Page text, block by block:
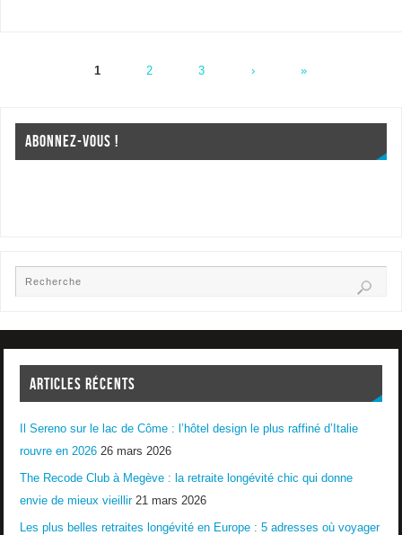
1 2 3 › »
ABONNEZ-VOUS !
ARTICLES RÉCENTS
Il Sereno sur le lac de Côme : l’hôtel design le plus raffiné d’Italie
rouvre en 2026 26 mars 2026
The Recode Club à Megève : la retraite longévité chic qui donne
envie de mieux vieillir 21 mars 2026
Les plus belles retraites longévité en Europe : 5 adresses où voyager